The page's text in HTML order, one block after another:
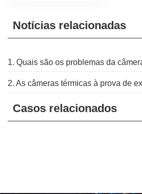
Notícias relacionadas
Casos relacionados